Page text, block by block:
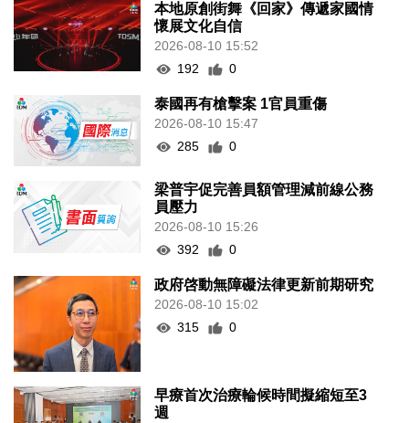
本地原創街舞《回家》傳遞家國情
懷展文化自信
2026-08-10 15:52
192
0
泰國再有槍擊案 1官員重傷
2026-08-10 15:47
285
0
梁普宇促完善員額管理減前線公務
員壓力
2026-08-10 15:26
392
0
政府啓動無障礙法律更新前期研究
2026-08-10 15:02
315
0
早療首次治療輪候時間擬縮短至3
週